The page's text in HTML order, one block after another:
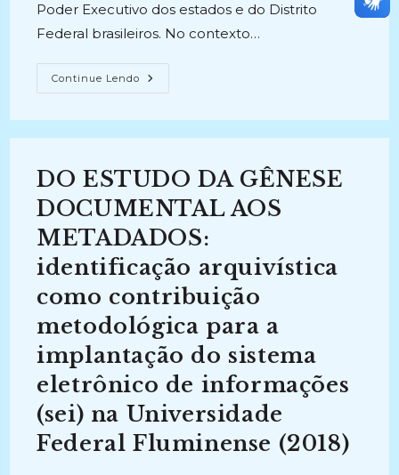
Poder Executivo dos estados e do Distrito
Federal brasileiros. No contexto…
Continue Lendo A
TRANSFORMAÇÃO
O
Uso
De
Tecnologias
Digitais
Nos
Estados
(2023)
DO ESTUDO DA GÊNESE
DOCUMENTAL AOS
METADADOS:
identificação arquivística
como contribuição
metodológica para a
implantação do sistema
eletrônico de informações
(sei) na Universidade
Federal Fluminense (2018)